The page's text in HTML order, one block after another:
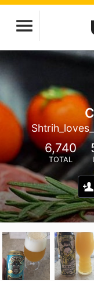
6,740
TOTAL